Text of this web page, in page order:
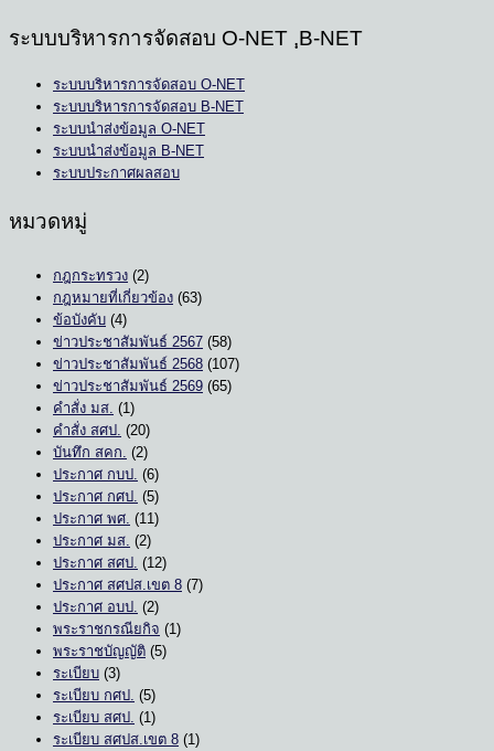
ระบบบริหารการจัดสอบ O-NET ,ฺB-NET
ระบบบริหารการจัดสอบ O-NET
ระบบบริหารการจัดสอบ B-NET
ระบบนำส่งข้อมูล O-NET
ระบบนำส่งข้อมูล B-NET
ระบบประกาศผลสอบ
หมวดหมู่
กฎกระทรวง (2)
กฎหมายที่เกี่ยวข้อง (63)
ข้อบังคับ (4)
ข่าวประชาสัมพันธ์ 2567 (58)
ข่าวประชาสัมพันธ์ 2568 (107)
ข่าวประชาสัมพันธ์ 2569 (65)
คำสั่ง มส. (1)
คำสั่ง สศป.
(20)
บันทึก สคก. (2)
ประกาศ กบป.
(6)
ประกาศ กศป.
(5)
ประกาศ พศ. (11)
ประกาศ มส. (2)
ประกาศ สศป.
(12)
ประกาศ สศปส.เขต 8 (7)
ประกาศ อบป.
(2)
พระราชกรณียกิจ (1)
พระราชบัญญัติ (5)
ระเบียบ (3)
ระเบียบ กศป.
(5)
ระเบียบ สศป.
(1)
ระเบียบ สศปส.เขต 8 (1)